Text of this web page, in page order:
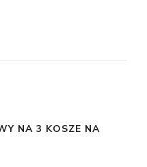
NA 3 KOSZE NA